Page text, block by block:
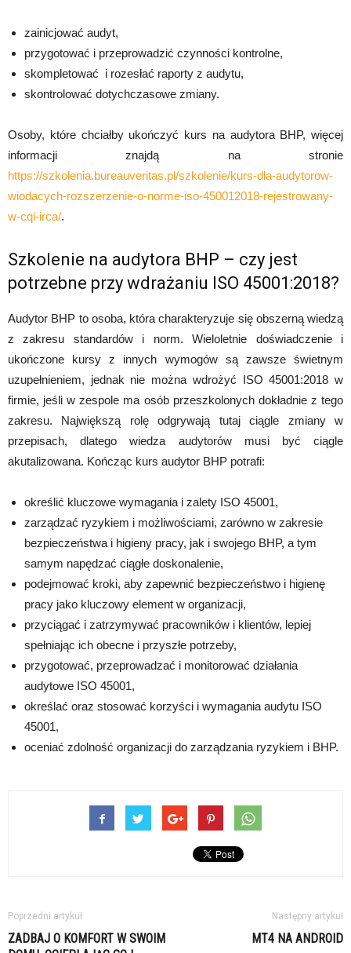
zainicjować audyt,
przygotować i przeprowadzić czynności kontrolne,
skompletować i rozesłać raporty z audytu,
skontrolować dotychczasowe zmiany.
Osoby, które chciałby ukończyć kurs na audytora BHP, więcej
informacji znajdą na stronie
https://szkolenia.bureauveritas.pl/szkolenie/kurs-dla-audytorow-
wiodacych-rozszerzenie-o-norme-iso-450012018-rejestrowany-
w-cqi-irca/.
Szkolenie na audytora BHP – czy jest
potrzebne przy wdrażaniu ISO 45001:2018?
Audytor BHP to osoba, która charakteryzuje się obszerną wiedzą
z zakresu standardów i norm. Wieloletnie doświadczenie i
ukończone kursy z innych wymogów są zawsze świetnym
uzupełnieniem, jednak nie można wdrożyć ISO 45001:2018 w
firmie, jeśli w zespole ma osób przeszkolonych dokładnie z tego
zakresu. Największą rolę odgrywają tutaj ciągle zmiany w
przepisach, dlatego wiedza audytorów musi być ciągle
akutalizowana. Kończąc kurs audytor BHP potrafi:
określić kluczowe wymagania i zalety ISO 45001,
zarządzać ryzykiem i możliwościami, zarówno w zakresie
bezpieczeństwa i higieny pracy, jak i swojego BHP, a tym
samym napędzać ciągłe doskonalenie,
podejmować kroki, aby zapewnić bezpieczeństwo i higienę
pracy jako kluczowy element w organizacji,
przyciągać i zatrzymywać pracowników i klientów, lepiej
spełniając ich obecne i przyszłe potrzeby,
przygotować, przeprowadzać i monitorować działania
audytowe ISO 45001,
określać oraz stosować korzyści i wymagania audytu ISO
45001,
oceniać zdolność organizacji do zarządzania ryzykiem i BHP.
Poprzedni artykuł
ZADBAJ O KOMFORT W SWOIM
Następny artykuł
MT4 NA ANDROID